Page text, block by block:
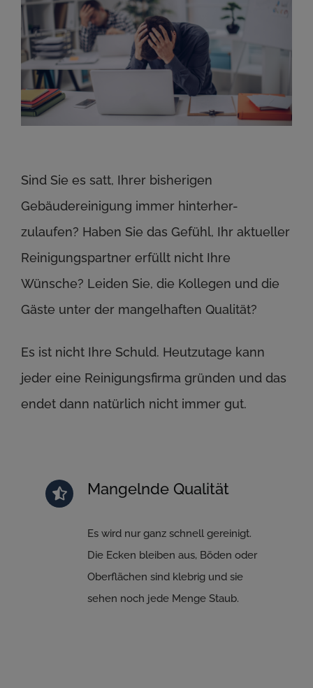
Sind Sie es satt, Ihrer bisherigen
Gebäudereinigung immer hinterher-
zulaufen? Haben Sie das Gefühl, Ihr aktueller
Reinigungspartner erfüllt nicht Ihre
Wünsche? Leiden Sie, die Kollegen und die
Gäste unter der mangelhaften Qualität?
Es ist nicht Ihre Schuld. Heutzutage kann
jeder eine Reinigungsfirma gründen und das
endet dann natürlich nicht immer gut.
Mangelnde Qualität
Es wird nur ganz schnell gereinigt.
Die Ecken bleiben aus, Böden oder
Oberflächen sind klebrig und sie
sehen noch jede Menge Staub.